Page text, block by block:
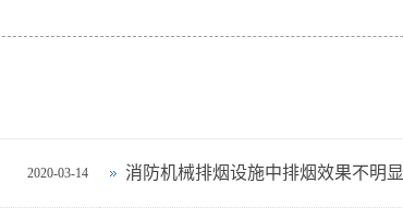
2020-03-14 消防机械排烟设施中排烟效果不明显